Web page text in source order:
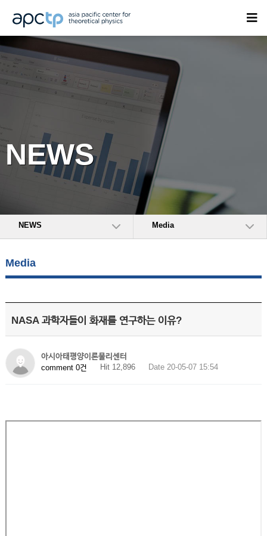
NEWS
NEWS Media
Media
NASA 과학자들이 화재를 연구하는 이유?
아시아태평양이론물리센터
comment 0건
Hit 12,896 Date 20-05-07 15:54